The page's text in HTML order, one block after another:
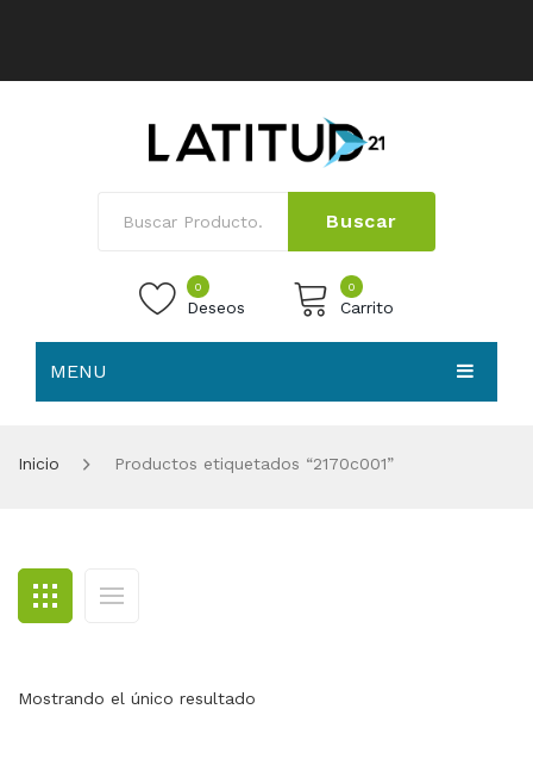
Buscar
0
Deseos
0
Carrito
MENU
BLOG
CONTACTO
Inicio Productos etiquetados “2170c001”
Mostrando el único resultado